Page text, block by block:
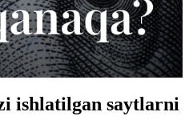
ishlatilgan saytlarni